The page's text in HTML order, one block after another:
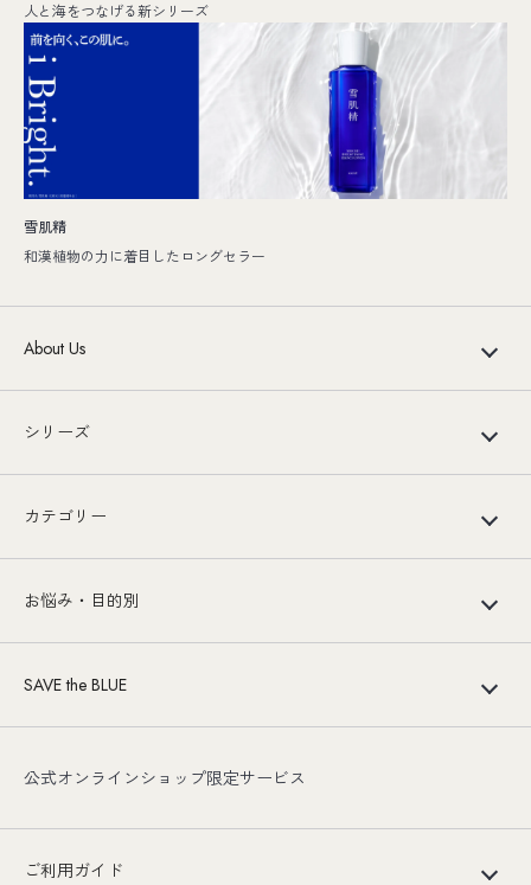
人と海をつなげる新シリーズ
雪肌精
和漢植物の力に着目したロングセラー
About Us
シリーズ
カテゴリー
お悩み・目的別
SAVE the BLUE
公式オンラインショップ限定サービス
ご利用ガイド